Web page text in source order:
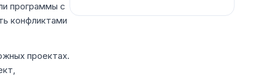
программы с
конфликтами
проектах.